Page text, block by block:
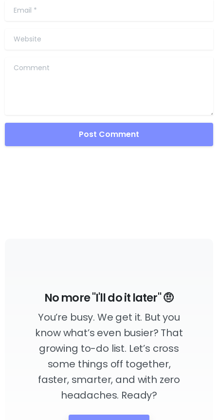
Email*
Website
Comment
No more "I'll do it later" 🤨
You’re busy. We get it. But you
know what’s even busier? That
growing to-do list. Let’s cross
some things off together,
faster, smarter, and with zero
headaches. Ready?